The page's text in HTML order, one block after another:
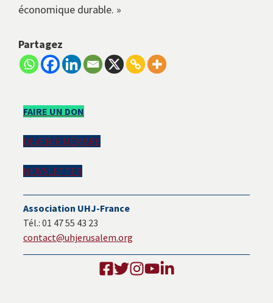
économique durable. »
Partagez
Barre
principale
FAIRE UN DON
DEVENIR MEMBRE
NEWSLETTER
Association UHJ-France
Tél.: 01 47 55 43 23
contact@uhjerusalem.org